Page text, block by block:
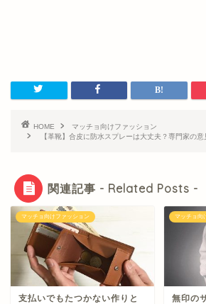
HOME
マッチョ向けファッション
【革靴】合皮に防水スプレーは大丈夫？専門家の
関連記事 - Related Posts -
マッチョ向けファッション
支払いでもたつかない作りと
マッチョ向
無印の